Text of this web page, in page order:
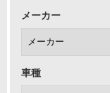
メーカー
車種